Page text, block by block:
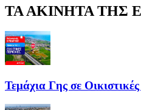
ΤΑ ΑΚΙΝΗΤΑ ΤΗΣ
Τεμάχια Γης σε